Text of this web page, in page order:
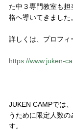
た中３専門教室も
格へ導いてきました。
詳しくは、プロフィ
https://www.juken-
JUKEN CAMPでは
うために限定人数の
す。